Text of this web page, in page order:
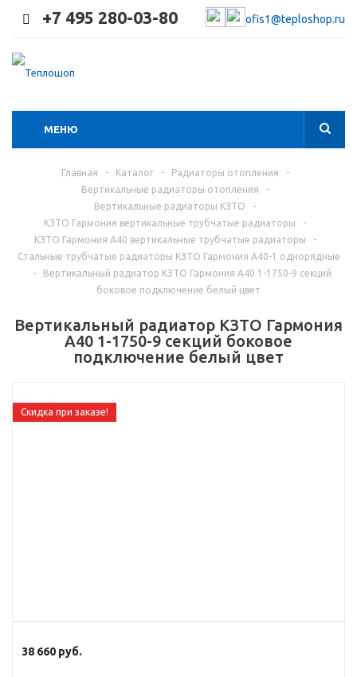
+7 495 280-03-80 ofis1@teploshop.ru
МЕНЮ
Главная - Каталог - Радиаторы отопления
-
Вертикальные радиаторы отопления
-
Вертикальные радиаторы КЗТО
-
КЗТО Гармония вертикальные трубчатые радиаторы
-
КЗТО Гармония А40 вертикальные трубчатые радиаторы
-
Стальные трубчатые радиаторы КЗТО Гармония А40-1 однорядные
-
Вертикальный радиатор КЗТО Гармония А40 1-1750-9 секций
боковое подключение белый цвет
Вертикальный радиатор КЗТО Гармония
А40 1-1750-9 секций боковое
подключение белый цвет
Скидка при заказе!
38 660 руб.